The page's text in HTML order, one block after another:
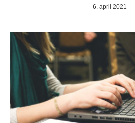
6. april 2021